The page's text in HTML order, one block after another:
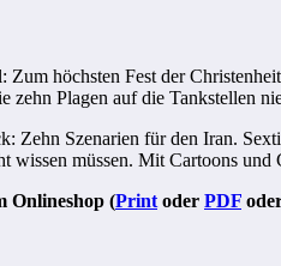
höchsten Fest der
Plagen auf die Tankstellen
Zehn Szenarien für den Iran.
wissen müssen. Mit Cartoons
Onlineshop (Print oder PDF